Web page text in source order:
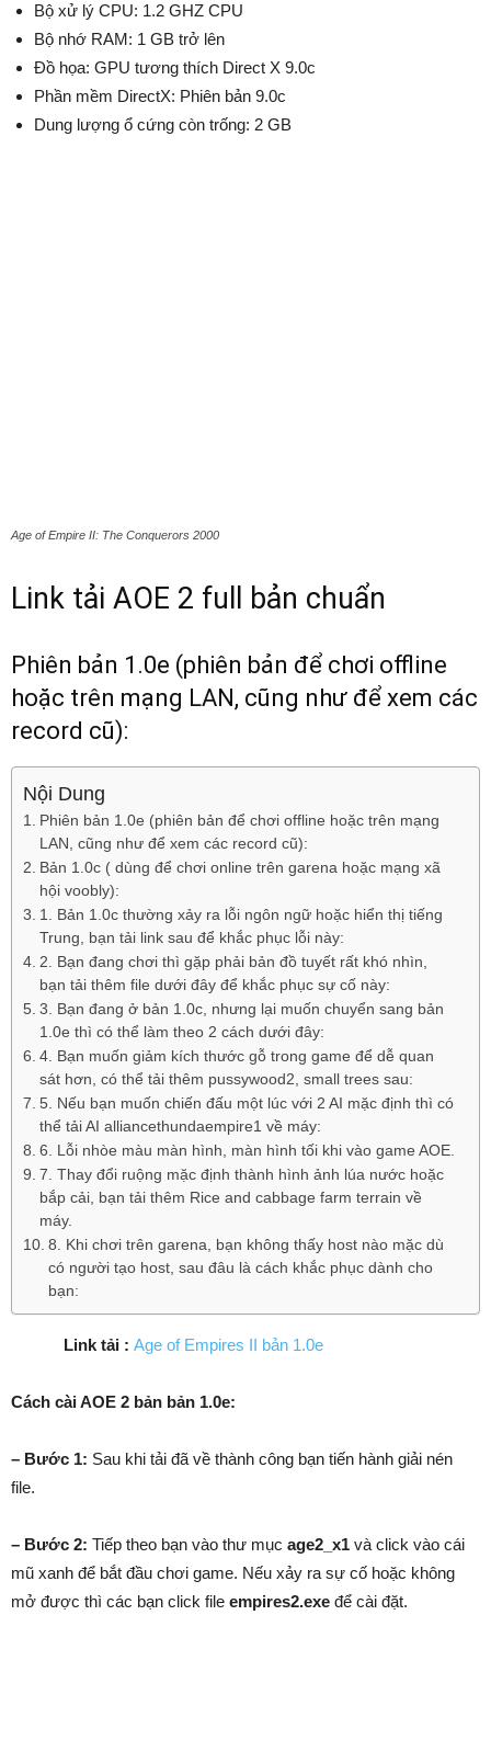
Bộ xử lý CPU: 1.2 GHZ CPU
Bộ nhớ RAM: 1 GB trở lên
Đồ họa: GPU tương thích Direct X 9.0c
Phần mềm DirectX: Phiên bản 9.0c
Dung lượng ổ cứng còn trống: 2 GB
Age of Empire II: The Conquerors 2000
Link tải AOE 2 full bản chuẩn
Phiên bản 1.0e (phiên bản để chơi offline
hoặc trên mạng LAN, cũng như để xem các
record cũ):
Nội Dung
Phiên bản 1.0e (phiên bản để chơi offline hoặc trên mạng
LAN, cũng như để xem các record cũ):
Bản 1.0c ( dùng để chơi online trên garena hoặc mạng xã
hội voobly):
1. Bản 1.0c thường xảy ra lỗi ngôn ngữ hoặc hiển thị tiếng
Trung, bạn tải link sau để khắc phục lỗi này:
2. Bạn đang chơi thì gặp phải bản đồ tuyết rất khó nhìn,
bạn tải thêm file dưới đây để khắc phục sự cố này:
3. Bạn đang ở bản 1.0c, nhưng lại muốn chuyển sang bản
1.0e thì có thể làm theo 2 cách dưới đây:
4. Bạn muốn giảm kích thước gỗ trong game để dễ quan
sát hơn, có thể tải thêm pussywood2, small trees sau:
5. Nếu bạn muốn chiến đấu một lúc với 2 AI mặc định thì có
thể tải AI alliancethundaempire1 về máy:
6. Lỗi nhòe màu màn hình, màn hình tối khi vào game AOE.
7. Thay đổi ruộng mặc định thành hình ảnh lúa nước hoặc
bắp cải, bạn tải thêm Rice and cabbage farm terrain về
máy.
8. Khi chơi trên garena, bạn không thấy host nào mặc dù
có người tạo host, sau đâu là cách khắc phục dành cho
bạn:
Link tải : Age of Empires II bản 1.0e
Cách cài AOE 2 bản bản 1.0e:
– Bước 1: Sau khi tải đã về thành công bạn tiến hành giải nén
file.
– Bước 2: Tiếp theo bạn vào thư mục age2_x1 và click vào cái
mũ xanh để bắt đầu chơi game. Nếu xảy ra sự cố hoặc không
mở được thì các bạn click file empires2.exe để cài đặt.